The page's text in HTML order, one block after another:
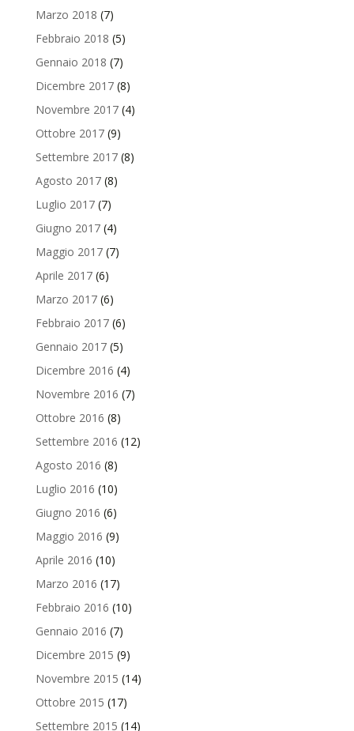
Marzo 2018 (7)
Febbraio 2018 (5)
Gennaio 2018 (7)
Dicembre 2017(8)
Novembre 2017(4)
Ottobre 2017(9)
Settembre 2017(8)
Agosto 2017(8)
Luglio 2017(7)
Giugno 2017(4)
Maggio 2017(7)
Aprile 2017(6)
Marzo 2017(6)
Febbraio 2017(6)
Gennaio 2017(5)
Dicembre 2016 (4)
Novembre 2016 (7)
Ottobre 2016 (8)
Settembre 2016 (12)
Agosto 2016 (8)
Luglio 2016 (10)
Giugno 2016 (6)
Maggio 2016 (9)
Aprile 2016 (10)
Marzo 2016 (17)
Febbraio 2016 (10)
Gennaio 2016 (7)
Dicembre 2015 (9)
Novembre 2015 (14)
Ottobre 2015 (17)
Settembre 2015 (14)